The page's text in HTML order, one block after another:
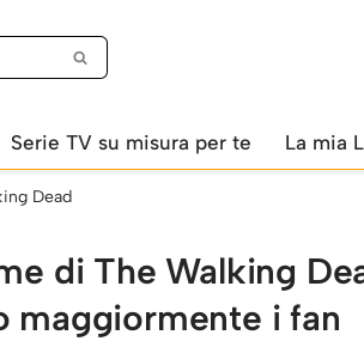
Serie TV su misura per te La mia
Dead
di The Walking
maggiormente i fan